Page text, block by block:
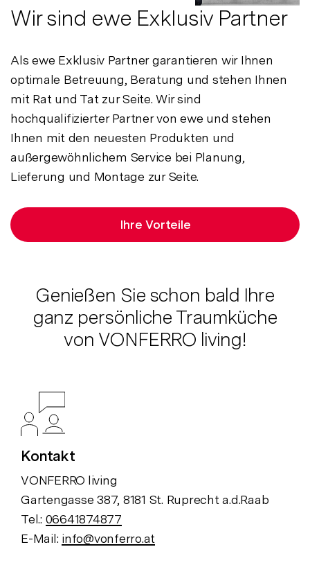
Wir sind ewe Exklusiv Partner
Als ewe Exklusiv Partner garantieren wir Ihnen
optimale Betreuung, Beratung und stehen Ihnen
mit Rat und Tat zur Seite. Wir sind
hochqualifizierter Partner von ewe und stehen
Ihnen mit den neuesten Produkten und
außergewöhnlichem Service bei Planung,
Lieferung und Montage zur Seite.
Ihre Vorteile
Genießen Sie schon bald Ihre
ganz persönliche Traumküche
von VONFERRO living!
Kontakt
VONFERRO living
Gartengasse 387, 8181 St. Ruprecht a.d.Raab
Tel.: 06641874877
E-Mail: info@vonferro.at